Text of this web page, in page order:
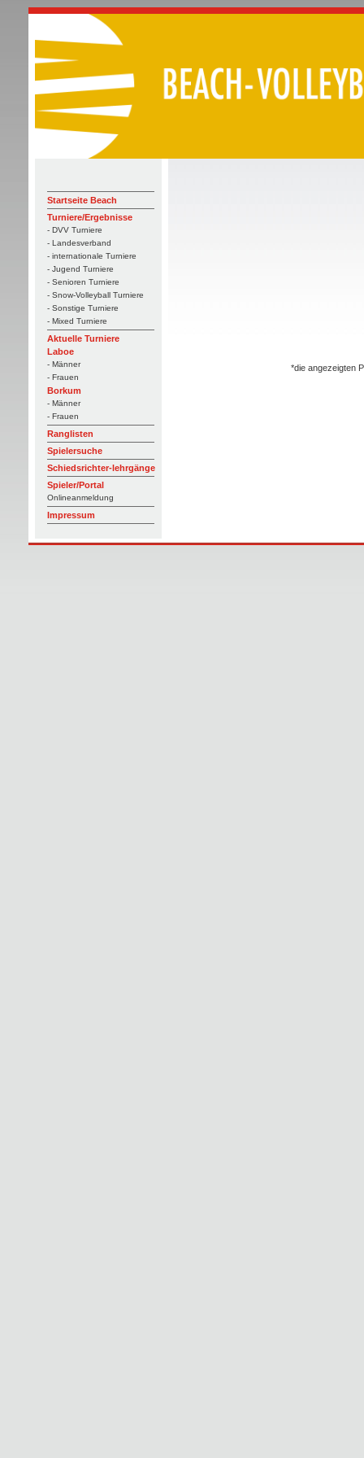
Startseite Beach
Turniere/Ergebnisse
- DVV Turniere
- Landesverband
- internationale Turniere
- Jugend Turniere
- Senioren Turniere
- Snow-Volleyball Turniere
- Sonstige Turniere
- Mixed Turniere
Aktuelle Turniere
Laboe
- Männer
- Frauen
Borkum
- Männer
- Frauen
Ranglisten
Spielersuche
Schiedsrichter-lehrgänge
Spieler/Portal
Onlineanmeldung
Impressum
*die angezeigten